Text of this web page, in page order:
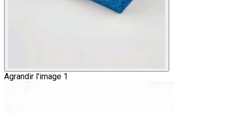
Agrandir l'image 1